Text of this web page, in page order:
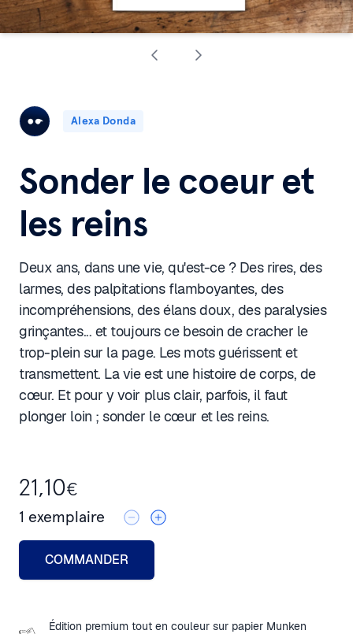
Alexa Donda
Sonder le coeur et
les reins
Deux ans, dans une vie, qu'est-ce ? Des rires, des
larmes, des palpitations flamboyantes, des
incompréhensions, des élans doux, des paralysies
grinçantes... et toujours ce besoin de cracher le
trop-plein sur la page. Les mots guérissent et
transmettent. La vie est une histoire de corps, de
cœur. Et pour y voir plus clair, parfois, il faut
plonger loin ; sonder le cœur et les reins.
21,10€
1 exemplaire
COMMANDER
Édition premium tout en couleur sur papier Munken